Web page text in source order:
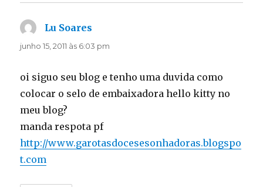
Lu Soares
junho 15, 2011 às 6:03 pm
oi siguo seu blog e tenho uma duvida como
colocar o selo de embaixadora hello kitty no
meu blog?
manda respota pf
http://www.garotasdocesesonhadoras.blogspo
t.com